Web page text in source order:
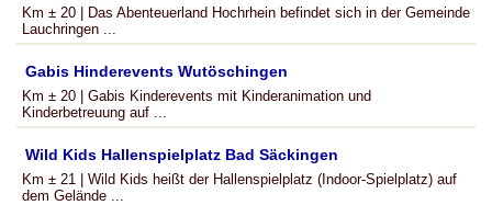
Km ± 20 | Das Abenteuerland Hochrhein befindet sich in der Gemeinde
Lauchringen ...
Gabis Hinderevents Wutöschingen
Km ± 20 | Gabis Kinderevents mit Kinderanimation und
Kinderbetreuung auf ...
Wild Kids Hallenspielplatz Bad Säckingen
Km ± 21 | Wild Kids heißt der Hallenspielplatz (Indoor-Spielplatz) auf
dem Gelände ...